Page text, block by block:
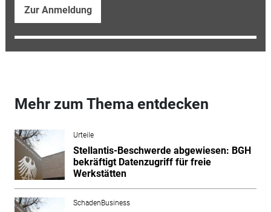
Zur Anmeldung
Mehr zum Thema entdecken
Urteile
Stellantis-Beschwerde abgewiesen: BGH
bekräftigt Datenzugriff für freie
Werkstätten
SchadenBusiness